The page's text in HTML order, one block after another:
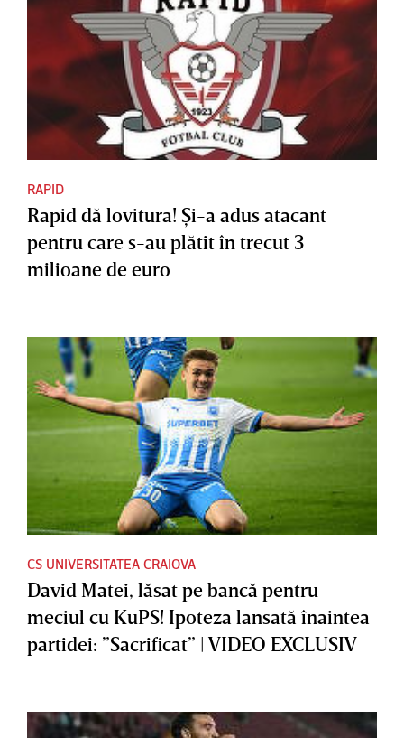
RAPID
Rapid dă lovitura! Şi-a adus atacant
pentru care s-au plătit în trecut 3
milioane de euro
CS UNIVERSITATEA CRAIOVA
David Matei, lăsat pe bancă pentru
meciul cu KuPS! Ipoteza lansată înaintea
partidei: ”Sacrificat” | VIDEO EXCLUSIV